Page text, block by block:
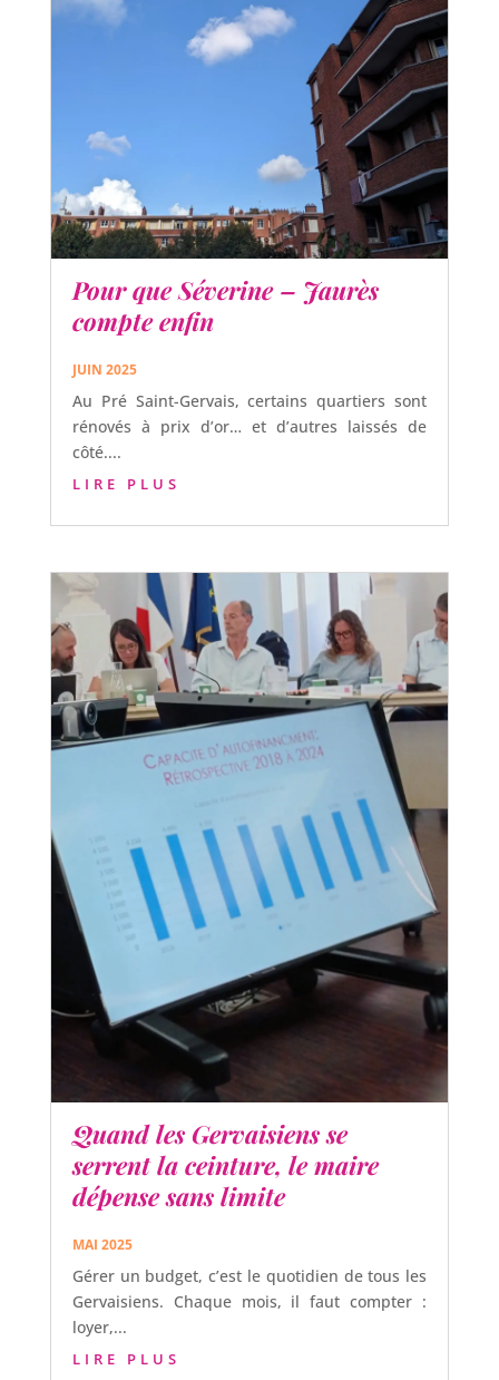
Pour que Séverine – Jaurès
compte enfin
JUIN 2025
Au Pré Saint-Gervais, certains quartiers sont
rénovés à prix d’or… et d’autres laissés de
côté....
LIRE PLUS
Quand les Gervaisiens se
serrent la ceinture, le maire
dépense sans limite
MAI 2025
Gérer un budget, c’est le quotidien de tous les
Gervaisiens. Chaque mois, il faut compter :
loyer,...
LIRE PLUS